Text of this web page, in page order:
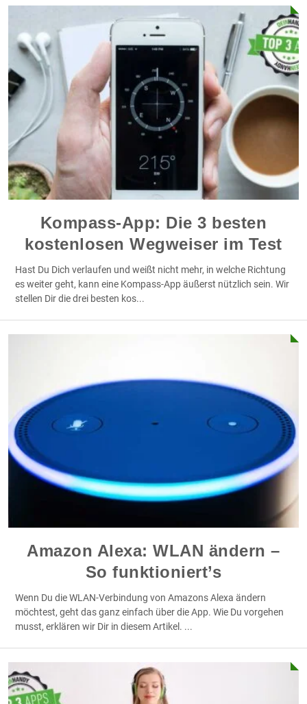
Kompass-App: Die 3 besten
kostenlosen Wegweiser im Test
Hast Du Dich verlaufen und weißt nicht mehr, in welche Richtung
es weiter geht, kann eine Kompass-App äußerst nützlich sein. Wir
stellen Dir die drei besten kos...
Amazon Alexa: WLAN ändern –
So funktioniert’s
Wenn Du die WLAN-Verbindung von Amazons Alexa ändern
möchtest, geht das ganz einfach über die App. Wie Du vorgehen
musst, erklären wir Dir in diesem Artikel. ...